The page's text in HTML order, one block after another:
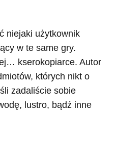
niejaki użytkownik
w te same gry.
kserokopiarce. Autor
których nikt o
zadaliście sobie
lustro, bądź inne